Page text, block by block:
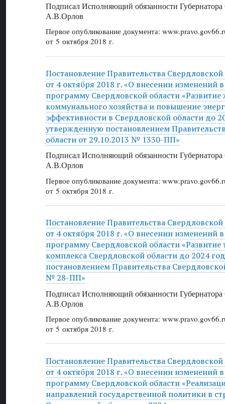
Подписал Исполняющий обязанности Губернатора
А.В.Орлов
Первое опубликование документа:
от 5 октября 2018 г.
Постановление Правительства
от 4 октября 2018 г. «О внесении изменений
программу Свердловской области
коммунального хозяйства и повышение
эффективности в Свердловской области до
утвержденную постановлением
области от 29.10.2013 № 1330-ПП»
Подписал Исполняющий обязанности Губернатора
А.В.Орлов
Первое опубликование документа:
от 5 октября 2018 г.
Постановление Правительства
от 4 октября 2018 г. «О внесении изменений
программу Свердловской области «Развитие
комплекса Свердловской области до 2024
постановлением Правительства
№ 28-ПП»
Подписал Исполняющий обязанности Губернатора
А.В.Орлов
Первое опубликование документа:
от 5 октября 2018 г.
Постановление Правительства
от 4 октября 2018 г. «О внесении изменений
программу Свердловской области
направлений государственной политики в